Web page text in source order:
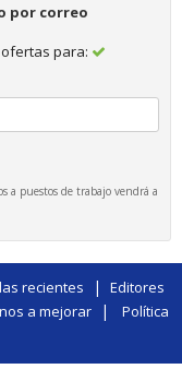
por correo
para:
a puestos de trabajo vendrá a
recientes | Editores
a mejorar|
Política